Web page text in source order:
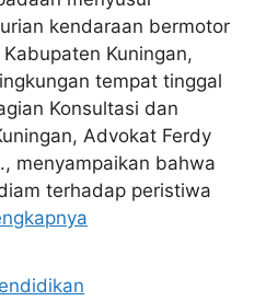
kendaraan bermotor
Kuningan,
tempat tinggal
Konsultasi dan
Advokat Ferdy
menyampaikan bahwa
terhadap peristiwa